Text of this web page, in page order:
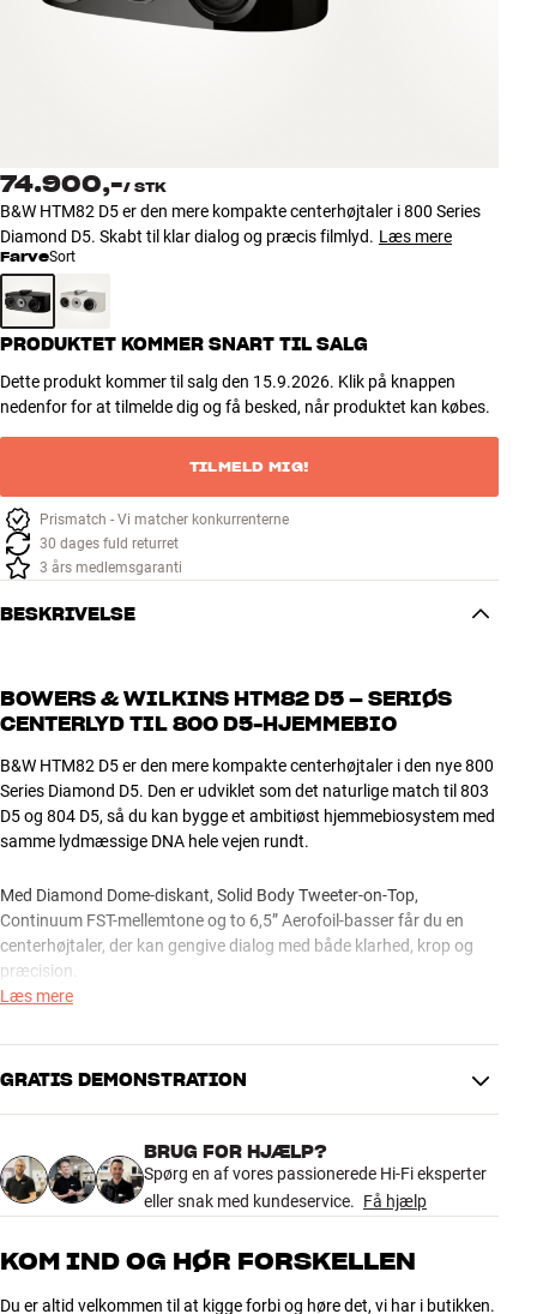
Tilbehør
NYHEDER
TILBUD
Find Butik
Kundeservice
Log ind
Kundeservice
74.900,-/ STK
B&W HTM82 D5 er den mere kompakte centerhøjtaler i 800 Series
Diamond D5. Skabt til klar dialog og præcis filmlyd. Læs mere
FarveSort
PRODUKTET KOMMER SNART TIL SALG
Dette produkt kommer til salg den 15.9.2026. Klik på knappen
nedenfor for at tilmelde dig og få besked, når produktet kan købes.
TILMELD MIG!
Prismatch - Vi matcher konkurrenterne
30 dages fuld returret
3 års medlemsgaranti
BESKRIVELSE
BOWERS & WILKINS HTM82 D5 – SERIØS
CENTERLYD TIL 800 D5-HJEMMEBIO
B&W HTM82 D5 er den mere kompakte centerhøjtaler i den nye 800
Series Diamond D5. Den er udviklet som det naturlige match til 803
D5 og 804 D5, så du kan bygge et ambitiøst hjemmebiosystem med
samme lydmæssige DNA hele vejen rundt.
Med Diamond Dome-diskant, Solid Body Tweeter-on-Top,
Continuum FST-mellemtone og to 6,5” Aerofoil-basser får du en
centerhøjtaler, der kan gengive dialog med både klarhed, krop og
præcision.
kvalitet, men i et format der er lettere at integrere end den store
HTM81 D5.
alvor. Mere info er på vej.
De nye 800 Series Diamond D5 kan opleves fra 15. september i
Læs mere
GRATIS DEMONSTRATION
BRUG FOR HJÆLP?
Spørg en af vores passionerede Hi-Fi eksperter
eller snak med kundeservice. Få hjælp
KOM IND OG HØR FORSKELLEN
Du er altid velkommen til at kigge forbi og høre det, vi har i butikken.